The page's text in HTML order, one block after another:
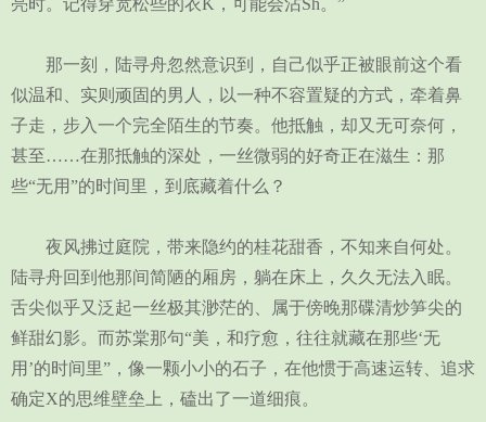
亮时。记得穿宽松些的衣K，可能会沾Sh。”
那一刻，陆寻舟忽然意识到，自己似乎正被眼前这个看
似温和、实则顽固的男人，以一种不容置疑的方式，牵着鼻
子走，步入一个完全陌生的节奏。他抵触，却又无可奈何，
甚至……在那抵触的深处，一丝微弱的好奇正在滋生：那
些“无用”的时间里，到底藏着什么？
夜风拂过庭院，带来隐约的桂花甜香，不知来自何处。
陆寻舟回到他那间简陋的厢房，躺在床上，久久无法入眠。
舌尖似乎又泛起一丝极其渺茫的、属于傍晚那碟清炒笋尖的
鲜甜幻影。而苏棠那句“美，和疗愈，往往就藏在那些‘无
用’的时间里”，像一颗小小的石子，在他惯于高速运转、追求
确定X的思维壁垒上，磕出了一道细痕。